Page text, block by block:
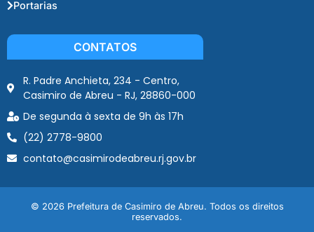
Portarias
CONTATOS
R. Padre Anchieta, 234 - Centro,
Casimiro de Abreu - RJ, 28860-000
De segunda à sexta de 9h às 17h
(22) 2778-9800
contato@casimirodeabreu.rj.gov.br
© 2026 Prefeitura de Casimiro de Abreu. Todos os direitos
reservados.